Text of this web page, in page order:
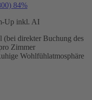
84%
Up inkl. AI
direkter Buchung des
Zimmer
Wohlfühlatmosphäre